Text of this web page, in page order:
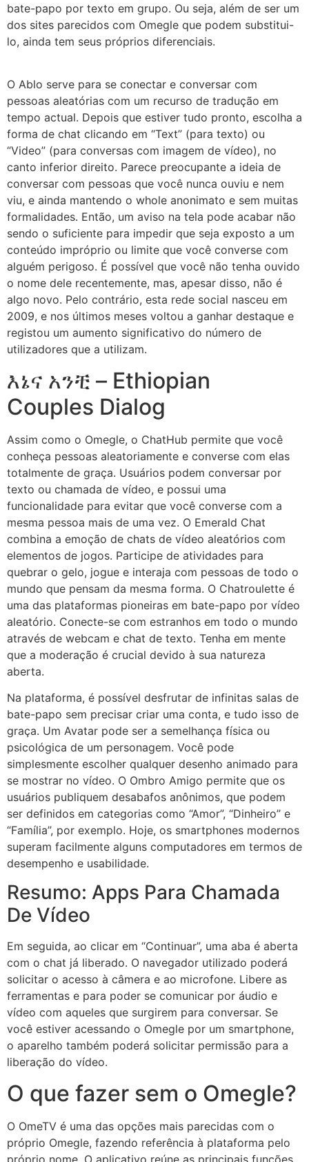
bate-papo por texto em grupo. Ou seja, além de ser um
dos sites parecidos com Omegle que podem substitui-
lo, ainda tem seus próprios diferenciais.
O Ablo serve para se conectar e conversar com
pessoas aleatórias com um recurso de tradução em
tempo actual. Depois que estiver tudo pronto, escolha a
forma de chat clicando em “Text” (para texto) ou
“Video” (para conversas com imagem de vídeo), no
canto inferior direito. Parece preocupante a ideia de
conversar com pessoas que você nunca ouviu e nem
viu, e ainda mantendo o whole anonimato e sem muitas
formalidades. Então, um aviso na tela pode acabar não
sendo o suficiente para impedir que seja exposto a um
conteúdo impróprio ou limite que você converse com
alguém perigoso. É possível que você não tenha ouvido
o nome dele recentemente, mas, apesar disso, não é
algo novo. Pelo contrário, esta rede social nasceu em
2009, e nos últimos meses voltou a ganhar destaque e
registou um aumento significativo do número de
utilizadores que a utilizam.
እኔና አንቺ – Ethiopian
Couples Dialog
Assim como o Omegle, o ChatHub permite que você
conheça pessoas aleatoriamente e converse com elas
totalmente de graça. Usuários podem conversar por
texto ou chamada de vídeo, e possui uma
funcionalidade para evitar que você converse com a
mesma pessoa mais de uma vez. O Emerald Chat
combina a emoção de chats de vídeo aleatórios com
elementos de jogos. Participe de atividades para
quebrar o gelo, jogue e interaja com pessoas de todo o
mundo que pensam da mesma forma. O Chatroulette é
uma das plataformas pioneiras em bate-papo por vídeo
aleatório. Conecte-se com estranhos em todo o mundo
através de webcam e chat de texto. Tenha em mente
que a moderação é crucial devido à sua natureza
aberta.
Na plataforma, é possível desfrutar de infinitas salas de
bate-papo sem precisar criar uma conta, e tudo isso de
graça. Um Avatar pode ser a semelhança física ou
psicológica de um personagem. Você pode
simplesmente escolher qualquer desenho animado para
se mostrar no vídeo. O Ombro Amigo permite que os
usuários publiquem desabafos anônimos, que podem
ser definidos em categorias como “Amor”, “Dinheiro” e
“Família”, por exemplo. Hoje, os smartphones modernos
superam facilmente alguns computadores em termos de
desempenho e usabilidade.
Resumo: Apps Para Chamada
De Vídeo
Em seguida, ao clicar em “Continuar”, uma aba é aberta
com o chat já liberado. O navegador utilizado poderá
solicitar o acesso à câmera e ao microfone. Libere as
ferramentas e para poder se comunicar por áudio e
vídeo com aqueles que surgirem para conversar. Se
você estiver acessando o Omegle por um smartphone,
o aparelho também poderá solicitar permissão para a
liberação do vídeo.
O que fazer sem o Omegle?
O OmeTV é uma das opções mais parecidas com o
próprio Omegle, fazendo referência à plataforma pelo
próprio nome. O aplicativo reúne as principais funções